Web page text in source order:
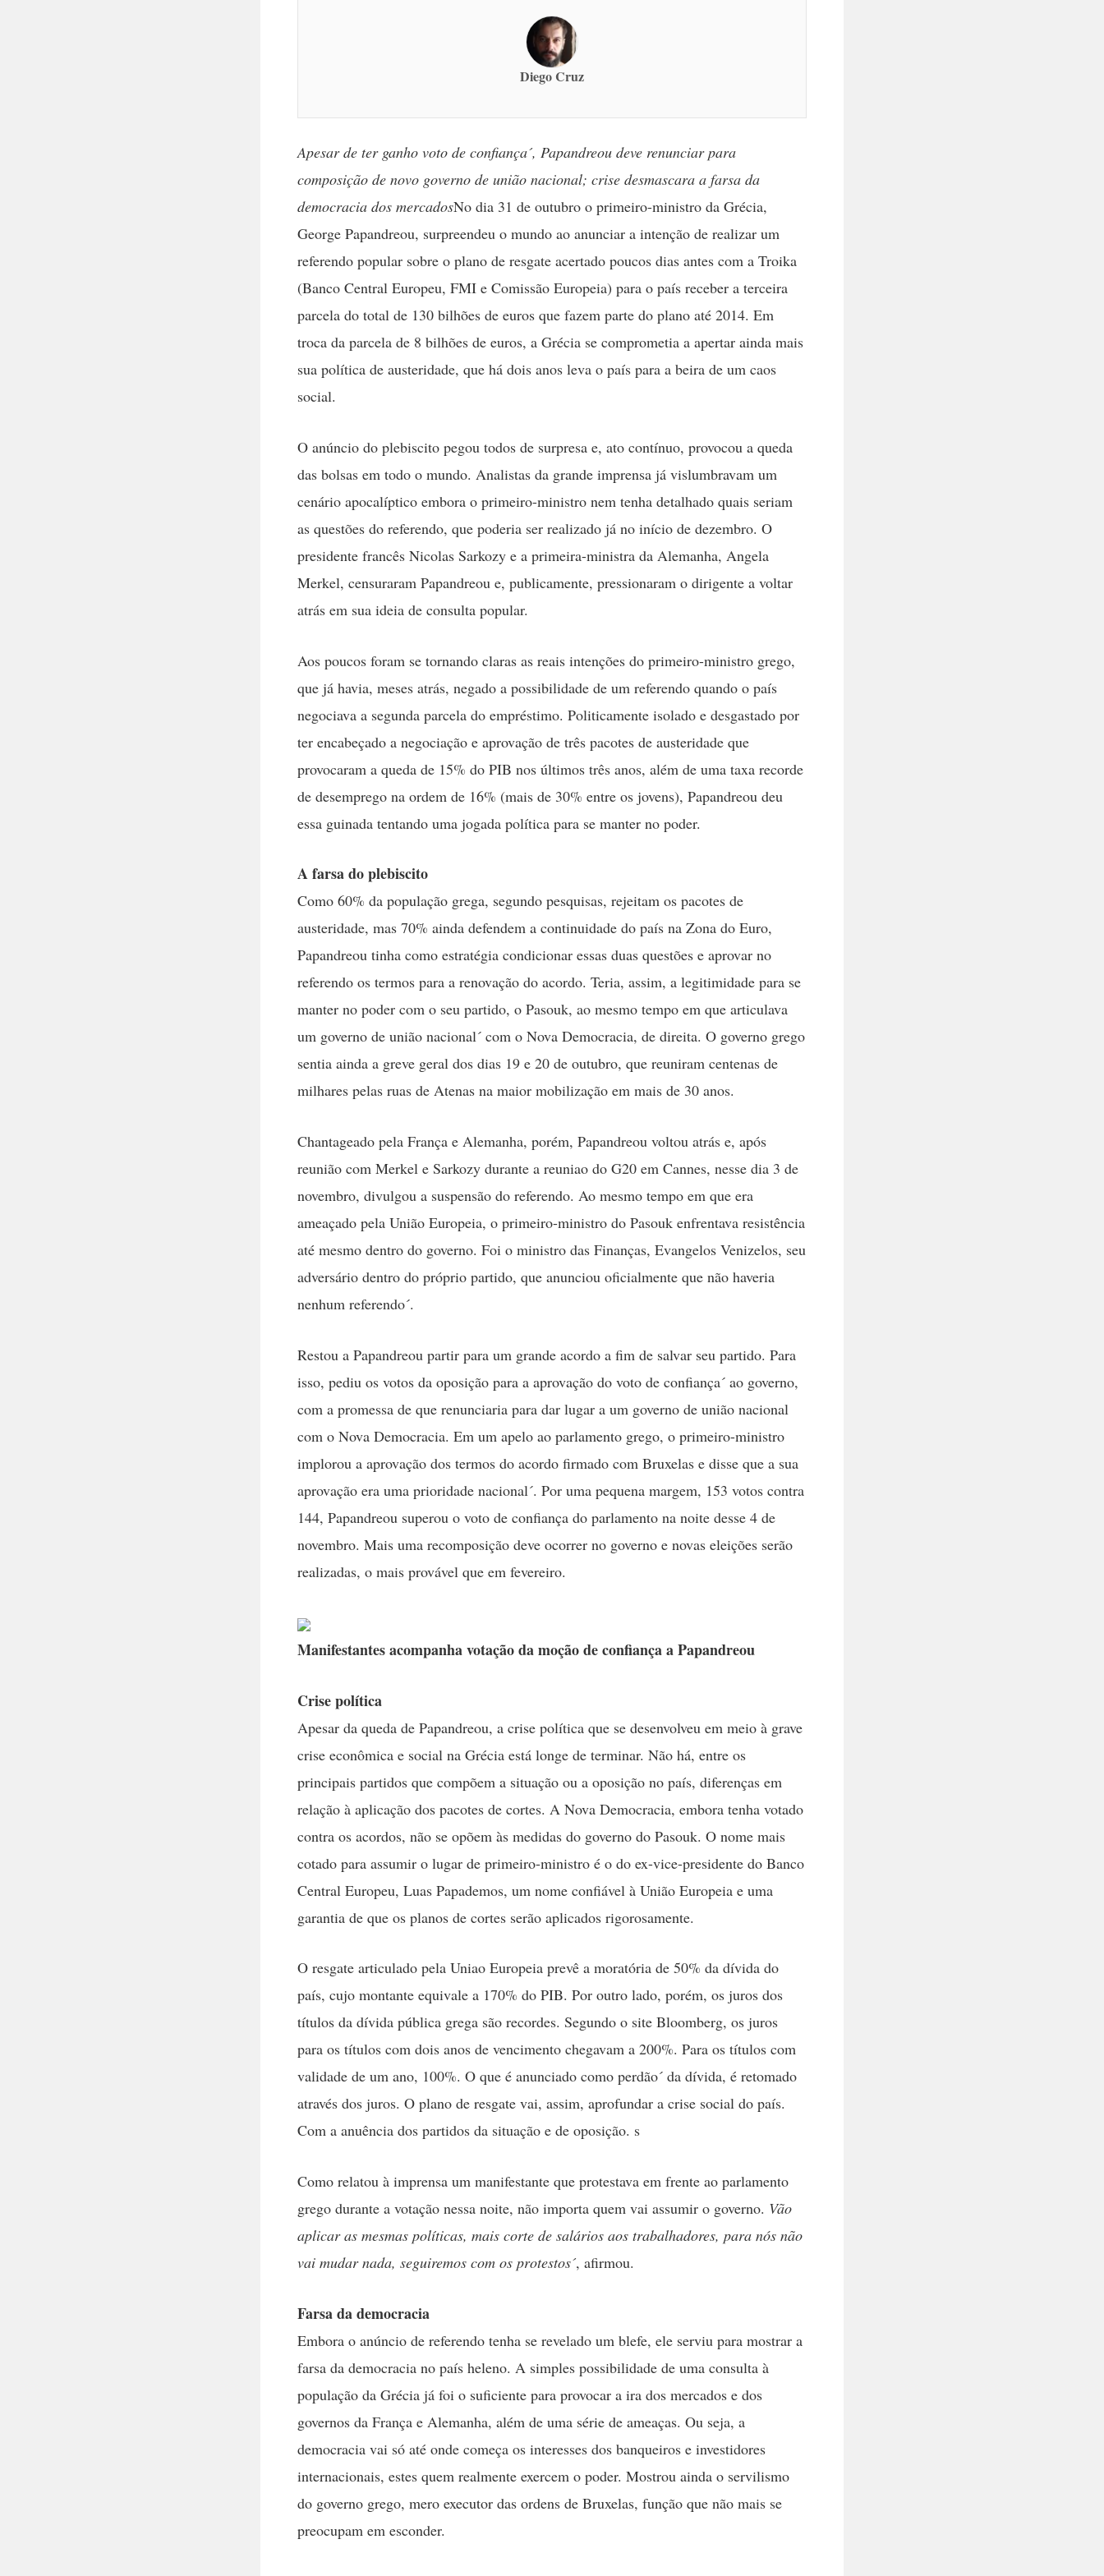
Diego Cruz
Apesar de ter ganho voto de confiança´, Papandreou deve renunciar para
composição de novo governo de união nacional; crise desmascara a farsa da
democracia dos mercadosNo dia 31 de outubro o primeiro-ministro da Grécia,
George Papandreou, surpreendeu o mundo ao anunciar a intenção de realizar um
referendo popular sobre o plano de resgate acertado poucos dias antes com a Troika
(Banco Central Europeu, FMI e Comissão Europeia) para o país receber a terceira
parcela do total de 130 bilhões de euros que fazem parte do plano até 2014. Em
troca da parcela de 8 bilhões de euros, a Grécia se comprometia a apertar ainda mais
sua política de austeridade, que há dois anos leva o país para a beira de um caos
social.
O anúncio do plebiscito pegou todos de surpresa e, ato contínuo, provocou a queda
das bolsas em todo o mundo. Analistas da grande imprensa já vislumbravam um
cenário apocalíptico embora o primeiro-ministro nem tenha detalhado quais seriam
as questões do referendo, que poderia ser realizado já no início de dezembro. O
presidente francês Nicolas Sarkozy e a primeira-ministra da Alemanha, Angela
Merkel, censuraram Papandreou e, publicamente, pressionaram o dirigente a voltar
atrás em sua ideia de consulta popular.
Aos poucos foram se tornando claras as reais intenções do primeiro-ministro grego,
que já havia, meses atrás, negado a possibilidade de um referendo quando o país
negociava a segunda parcela do empréstimo. Politicamente isolado e desgastado por
ter encabeçado a negociação e aprovação de três pacotes de austeridade que
provocaram a queda de 15% do PIB nos últimos três anos, além de uma taxa recorde
de desemprego na ordem de 16% (mais de 30% entre os jovens), Papandreou deu
essa guinada tentando uma jogada política para se manter no poder.
A farsa do plebiscito
Como 60% da população grega, segundo pesquisas, rejeitam os pacotes de
austeridade, mas 70% ainda defendem a continuidade do país na Zona do Euro,
Papandreou tinha como estratégia condicionar essas duas questões e aprovar no
referendo os termos para a renovação do acordo. Teria, assim, a legitimidade para se
manter no poder com o seu partido, o Pasouk, ao mesmo tempo em que articulava
um governo de união nacional´ com o Nova Democracia, de direita. O governo grego
sentia ainda a greve geral dos dias 19 e 20 de outubro, que reuniram centenas de
milhares pelas ruas de Atenas na maior mobilização em mais de 30 anos.
Chantageado pela França e Alemanha, porém, Papandreou voltou atrás e, após
reunião com Merkel e Sarkozy durante a reuniao do G20 em Cannes, nesse dia 3 de
novembro, divulgou a suspensão do referendo. Ao mesmo tempo em que era
ameaçado pela União Europeia, o primeiro-ministro do Pasouk enfrentava resistência
até mesmo dentro do governo. Foi o ministro das Finanças, Evangelos Venizelos, seu
adversário dentro do próprio partido, que anunciou oficialmente que não haveria
nenhum referendo´.
Restou a Papandreou partir para um grande acordo a fim de salvar seu partido. Para
isso, pediu os votos da oposição para a aprovação do voto de confiança´ ao governo,
com a promessa de que renunciaria para dar lugar a um governo de união nacional
com o Nova Democracia. Em um apelo ao parlamento grego, o primeiro-ministro
implorou a aprovação dos termos do acordo firmado com Bruxelas e disse que a sua
aprovação era uma prioridade nacional´. Por uma pequena margem, 153 votos contra
144, Papandreou superou o voto de confiança do parlamento na noite desse 4 de
novembro. Mais uma recomposição deve ocorrer no governo e novas eleições serão
realizadas, o mais provável que em fevereiro.
Manifestantes acompanha votação da moção de confiança a Papandreou
Crise política
Apesar da queda de Papandreou, a crise política que se desenvolveu em meio à grave
crise econômica e social na Grécia está longe de terminar. Não há, entre os
principais partidos que compõem a situação ou a oposição no país, diferenças em
relação à aplicação dos pacotes de cortes. A Nova Democracia, embora tenha votado
contra os acordos, não se opõem às medidas do governo do Pasouk. O nome mais
cotado para assumir o lugar de primeiro-ministro é o do ex-vice-presidente do Banco
Central Europeu, Luas Papademos, um nome confiável à União Europeia e uma
garantia de que os planos de cortes serão aplicados rigorosamente.
O resgate articulado pela Uniao Europeia prevê a moratória de 50% da dívida do
país, cujo montante equivale a 170% do PIB. Por outro lado, porém, os juros dos
títulos da dívida pública grega são recordes. Segundo o site Bloomberg, os juros
para os títulos com dois anos de vencimento chegavam a 200%. Para os títulos com
validade de um ano, 100%. O que é anunciado como perdão´ da dívida, é retomado
através dos juros. O plano de resgate vai, assim, aprofundar a crise social do país.
Com a anuência dos partidos da situação e de oposição. s
Como relatou à imprensa um manifestante que protestava em frente ao parlamento
grego durante a votação nessa noite, não importa quem vai assumir o governo. Vão
aplicar as mesmas políticas, mais corte de salários aos trabalhadores, para nós não
vai mudar nada, seguiremos com os protestos´, afirmou.
Farsa da democracia
Embora o anúncio de referendo tenha se revelado um blefe, ele serviu para mostrar a
farsa da democracia no país heleno. A simples possibilidade de uma consulta à
população da Grécia já foi o suficiente para provocar a ira dos mercados e dos
governos da França e Alemanha, além de uma série de ameaças. Ou seja, a
democracia vai só até onde começa os interesses dos banqueiros e investidores
internacionais, estes quem realmente exercem o poder. Mostrou ainda o servilismo
do governo grego, mero executor das ordens de Bruxelas, função que não mais se
preocupam em esconder.